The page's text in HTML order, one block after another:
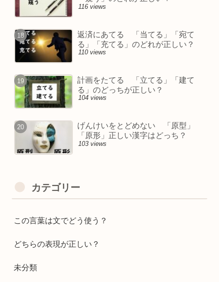
116 views
返済にあてる 「当てる」「宛て
る」「充てる」のどれが正しい？
110 views
計画をたてる 「立てる」「建て
る」のどっちが正しい？
104 views
げんけいをとどめない 「原型」
「原形」正しい漢字はどっち？
103 views
カテゴリー
この言葉は文でどう使う？
どちらの表現が正しい？
未分類